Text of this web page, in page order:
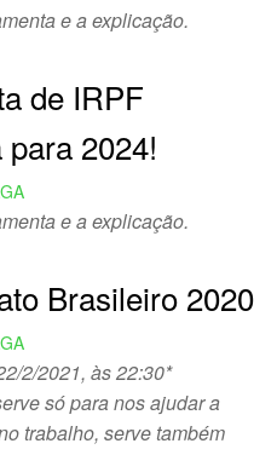
e a explicação.
de IRPF
2024!
e a explicação.
Brasileiro 2020
2/2021, às 22:30*
só para nos ajudar a
trabalho, serve também